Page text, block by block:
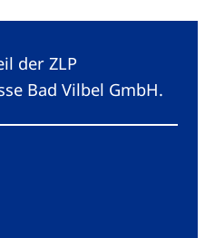
der ZLP
Bad Vilbel GmbH.